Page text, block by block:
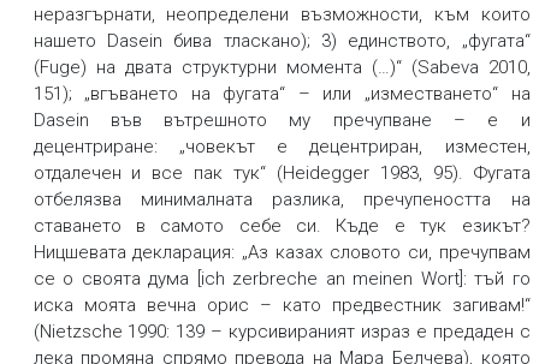
неразгърнати, неопределени възможности, към които
нашето Dasein бива тласкано); 3) единството, „фугата“
(Fuge) на двата структурни момента (…)“ (Sabeva 2010,
151); „вгъването на фугата“ – или „изместването“ на
Dasein във вътрешното му пречупване – е и
децентриране: „човекът е децентриран, изместен,
отдалечен и все пак тук“ (Heidegger 1983, 95). Фугата
отбелязва минималната разлика, пречупеността на
ставането в самото себе си. Къде е тук езикът?
Ницшевата декларация: „Аз казах словото си, пречупвам
се о своята дума [ich zerbreche an meinen Wort]: тъй го
иска моята вечна орис – като предвестник загивам!“
(Nietzsche 1990: 139 – курсивираният израз е предаден с
лека промяна спрямо превода на Мара Белчева), която